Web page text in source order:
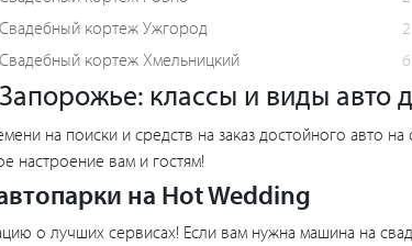
Свадебный кортеж Ужгород 2
Свадебный кортеж Хмельницкий 6
классы и виды авто
на поиски и средств на заказ достойного авто
настроение вам и гостям!
на Hot Wedding
о лучших сервисах! Если вам нужна машина на